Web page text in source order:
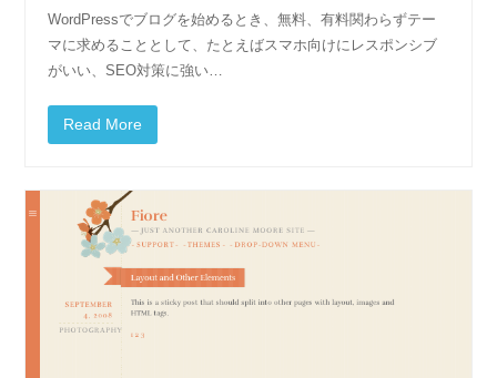
WordPressでブログを始めるとき、無料、有料関わらずテー
マに求めることとして、たとえばスマホ向けにレスポンシブ
がいい、SEO対策に強い…
Read More